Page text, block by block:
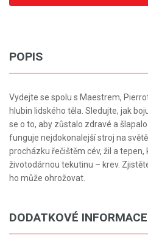
POPIS
Vydejte se spolu s Maestrem,
hlubin lidského těla. Sledujte, jak
se o to, aby zůstalo zdravé a
funguje nejdokonalejší stroj na
procházku řečištěm cév, žil a
životodárnou tekutinu – krev.
ho může ohrožovat.
DODATKOVÉ INFORMACE